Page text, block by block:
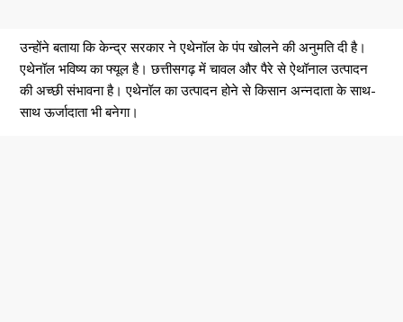
उन्होंने बताया कि केन्द्र सरकार ने एथेनॉल के पंप खोलने की अनुमति दी है।
एथेनॉल भविष्य का फ्यूल है। छत्तीसगढ़ में चावल और पैरे से ऐथॉनाल उत्पादन
की अच्छी संभावना है। एथेनॉल का उत्पादन होने से किसान अन्नदाता के साथ-
साथ ऊर्जादाता भी बनेगा।